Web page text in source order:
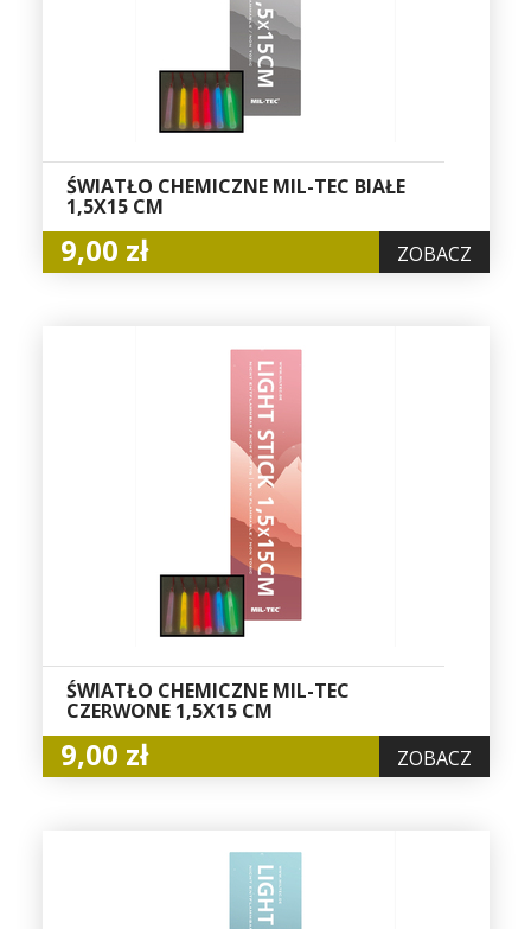
ŚWIATŁO CHEMICZNE MIL-TEC BIAŁE
1,5X15 CM
9,00 zł ZOBACZ
ŚWIATŁO CHEMICZNE MIL-TEC
CZERWONE 1,5X15 CM
9,00 zł ZOBACZ